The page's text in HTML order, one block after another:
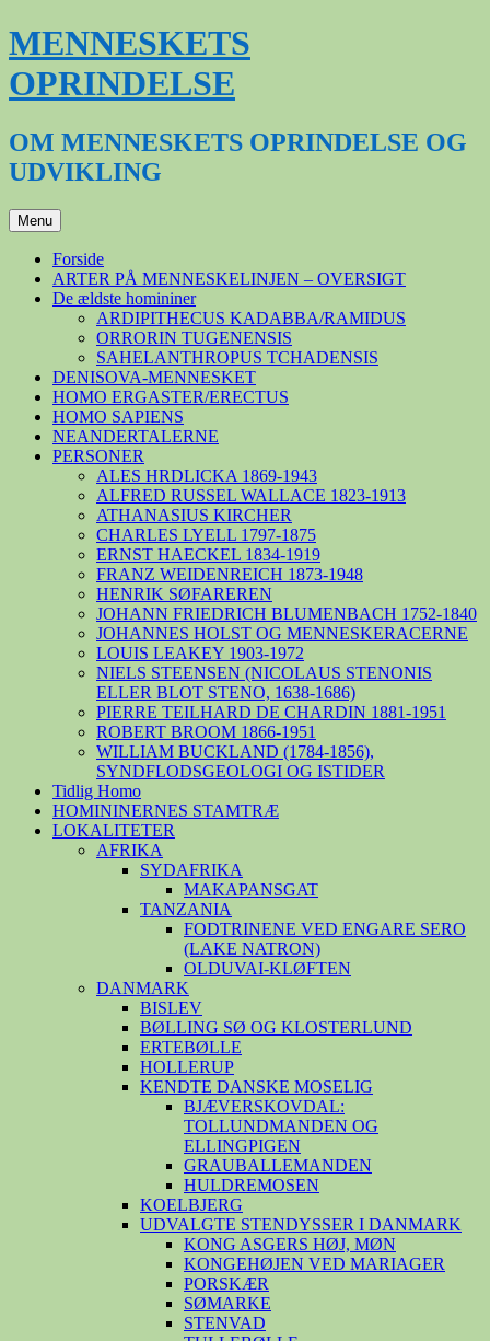
Hop
til
indhold
MENNESKETS
OPRINDELSE
OM MENNESKETS OPRINDELSE OG
UDVIKLING
Menu
Forside
ARTER PÅ MENNESKELINJEN – OVERSIGT
De ældste homininer
ARDIPITHECUS KADABBA/RAMIDUS
ORRORIN TUGENENSIS
SAHELANTHROPUS TCHADENSIS
DENISOVA-MENNESKET
HOMO ERGASTER/ERECTUS
HOMO SAPIENS
NEANDERTALERNE
PERSONER
ALES HRDLICKA 1869-1943
ALFRED RUSSEL WALLACE 1823-1913
ATHANASIUS KIRCHER
CHARLES LYELL 1797-1875
ERNST HAECKEL 1834-1919
FRANZ WEIDENREICH 1873-1948
HENRIK SØFAREREN
JOHANN FRIEDRICH BLUMENBACH 1752-1840
JOHANNES HOLST OG MENNESKERACERNE
LOUIS LEAKEY 1903-1972
NIELS STEENSEN (NICOLAUS STENONIS
ELLER BLOT STENO, 1638-1686)
PIERRE TEILHARD DE CHARDIN 1881-1951
ROBERT BROOM 1866-1951
WILLIAM BUCKLAND (1784-1856),
SYNDFLODSGEOLOGI OG ISTIDER
Tidlig Homo
HOMININERNES STAMTRÆ
LOKALITETER
AFRIKA
SYDAFRIKA
MAKAPANSGAT
TANZANIA
FODTRINENE VED ENGARE SERO
(LAKE NATRON)
OLDUVAI-KLØFTEN
DANMARK
BISLEV
BØLLING SØ OG KLOSTERLUND
ERTEBØLLE
HOLLERUP
KENDTE DANSKE MOSELIG
BJÆVERSKOVDAL:
TOLLUNDMANDEN OG
ELLINGPIGEN
GRAUBALLEMANDEN
HULDREMOSEN
KOELBJERG
UDVALGTE STENDYSSER I DANMARK
KONG ASGERS HØJ, MØN
KONGEHØJEN VED MARIAGER
PORSKÆR
SØMARKE
STENVAD